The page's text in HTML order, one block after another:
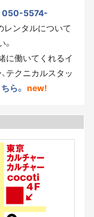
050-5574-
レンタルについて
。
に働いてくれるイ
テクニカルスタッ
ら。 new!